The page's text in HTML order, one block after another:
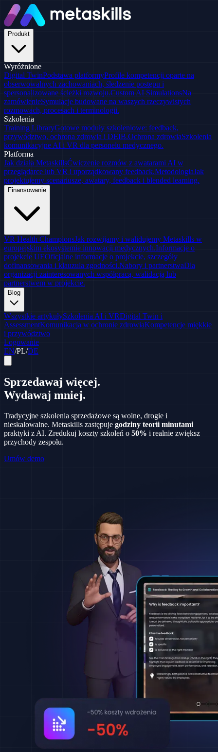
Produkt
Wyróżnione
Digital TwinPodstawa platformyProfile kompetencji oparte na
obserwowalnych zachowaniach, śledzenie postępu i
spersonalizowane ścieżki rozwoju.Custom AI SimulationsNa
zamówienieSymulacje budowane na waszych rzeczywistych
rozmowach, procesach i terminologii.
Szkolenia
Training LibraryGotowe moduły szkoleniowe: feedback,
przywództwo, ochrona zdrowia i DEIB.Ochrona zdrowiaSzkolenia
komunikacyjne AI i VR dla personelu medycznego.
Platforma
Jak działa MetaskillsĆwiczenie rozmów z awatarami AI w
przeglądarce lub VR i uporządkowany feedback.MetodologiaJak
projektujemy scenariusze, awatary, feedback i blended learning.
Finansowanie
VR Health ChampionsJak rozwijamy i walidujemy Metaskills w
europejskim ekosystemie innowacji medycznych.Informacje o
projekcie UEOficjalne informacje o projekcie, szczegóły
dofinansowania i klauzula zgodności.Nabory i partnerstwaDla
organizacji zainteresowanych współpracą, walidacją lub
partnerstwem w projekcie.
Blog
Wszystkie artykułySzkolenia AI i VRDigital Twin i
AssessmentKomunikacja w ochronie zdrowiaKompetencje miękkie
i przywództwo
Logowanie
EN/PL/DE
Sprzedawaj więcej.
Wydawaj mniej.
Tradycyjne szkolenia sprzedażowe są wolne, drogie i
nieskalowalne. Metaskills zastępuje godziny teorii minutami
praktyki z AI. Zredukuj koszty szkoleń o 50% i realnie zwiększ
przychody zespołu.
Umów demo